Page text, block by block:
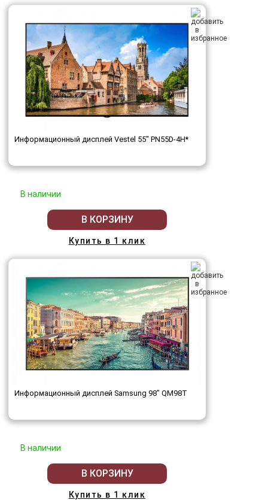
Информационный дисплей Vestel 55" PN55D-4H*
В наличии
В КОРЗИНУ
Купить в 1 клик
Информационный дисплей Samsung 98" QM98T
В наличии
В КОРЗИНУ
Купить в 1 клик